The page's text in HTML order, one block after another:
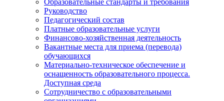
Образовательные стандарты и требования
Руководство
Педагогический состав
Платные образовательные услуги
Финансово-хозяйственная деятельность
Вакантные места для приема (перевода)
обучающихся
Материально-техническое обеспечение и
оснащенность образовательного процесса.
Доступная среда
Сотрудничество с образовательными